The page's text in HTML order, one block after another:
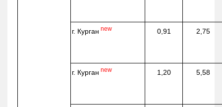
г. Курган new 0,91 2,75
г. Курган new 1,20 5,58